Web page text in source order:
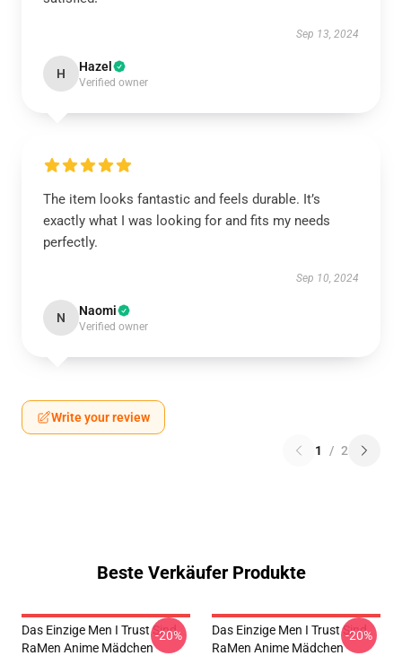
Sep 13, 2024
H Hazel
Verified owner
The item looks fantastic and feels durable. It’s
exactly what I was looking for and fits my needs
perfectly.
Sep 10, 2024
N Naomi
Verified owner
Write your review
1 / 2
Beste Verkäufer Produkte
Das Einzige Men I Trust Sind
RaMen Anime Mädchen
-20%
Das Einzige Men I Trust Sind
RaMen Anime Mädchen
-20%